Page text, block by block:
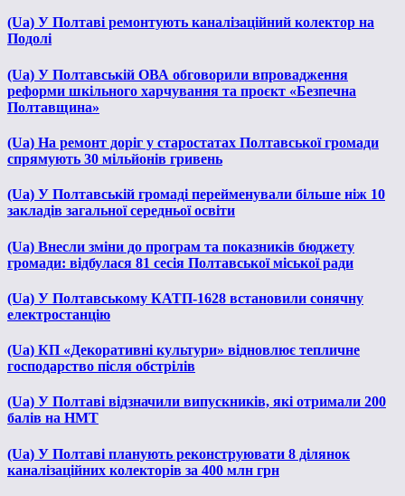
(Ua) У Полтаві ремонтують каналізаційний колектор на
Подолі
(Ua) У Полтавській ОВА обговорили впровадження
реформи шкільного харчування та проєкт «Безпечна
Полтавщина»
(Ua) На ремонт доріг у старостатах Полтавської громади
спрямують 30 мільйонів гривень
(Ua) У Полтавській громаді перейменували більше ніж 10
закладів загальної середньої освіти
(Ua) Внесли зміни до програм та показників бюджету
громади: відбулася 81 сесія Полтавської міської ради
(Ua) У Полтавському КАТП-1628 встановили сонячну
електростанцію
(Ua) КП «Декоративні культури» відновлює тепличне
господарство після обстрілів
(Ua) У Полтаві відзначили випускників, які отримали 200
балів на НМТ
(Ua) У Полтаві планують реконструювати 8 ділянок
каналізаційних колекторів за 400 млн грн